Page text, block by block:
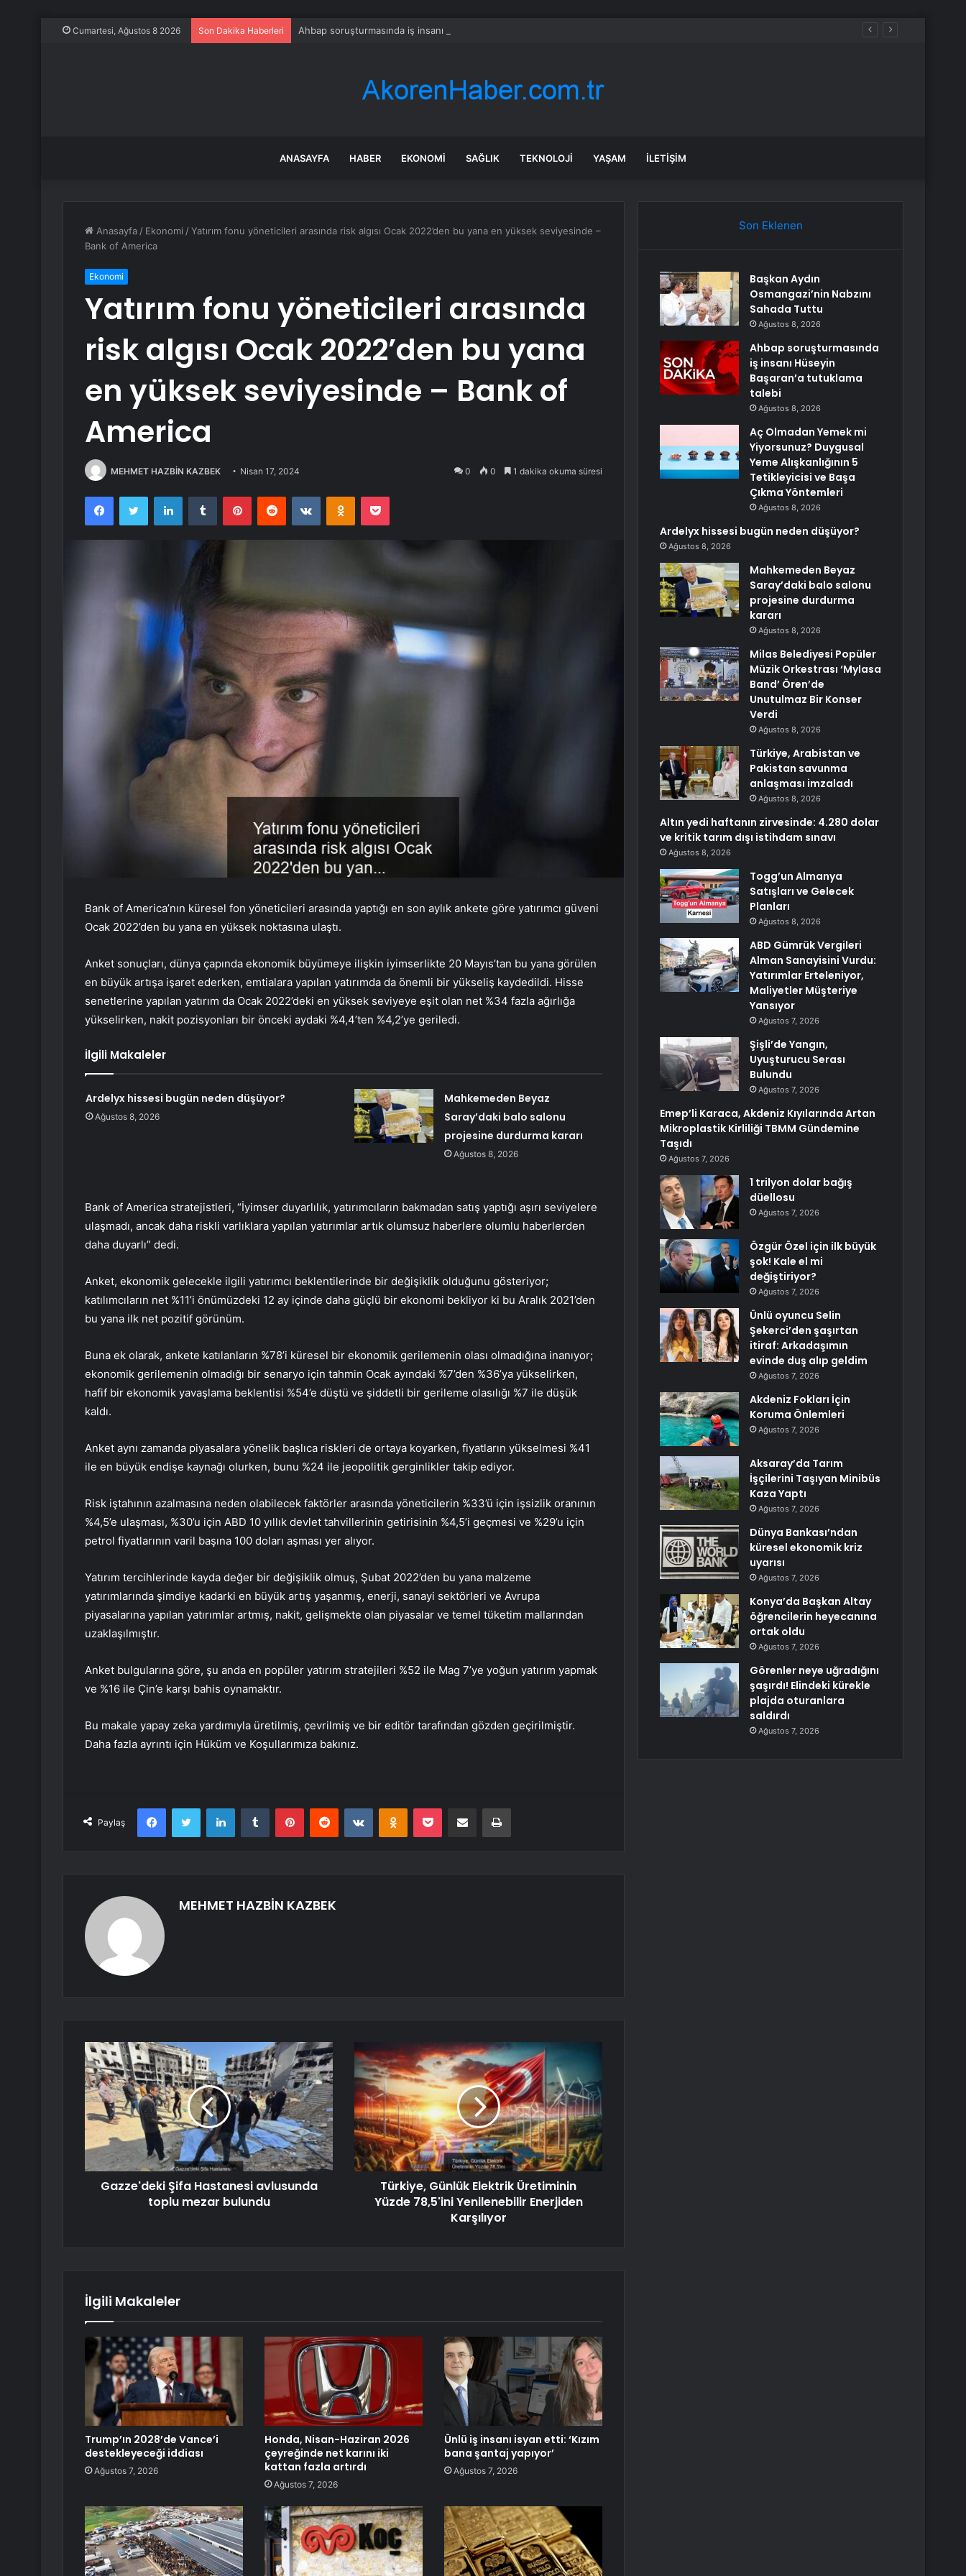
Cumartesi, Ağustos 8 2026 Son Dakika Haberleri Ahbap soruşturmasında iş insanı Hüseyin Başaran’a tutuklama talebi
ANASAYFA HABER EKONOMI SAĞLIK TEKNOLOJI YAŞAM İLETIŞIM
Anasayfa / Ekonomi /Yatırım fonu yöneticileri arasında risk algısı Ocak 2022’den bu yana en yüksek seviyesinde –
Bank of America
Ekonomi
Yatırım fonu yöneticileri arasında
risk algısı Ocak 2022’den bu yana
en yüksek seviyesinde – Bank of
America
MEHMET HAZBİN KAZBEK Nisan 17, 2024 0 0 1 dakika okuma süresi
FacebookTwitter LinkedInTumblr PinterestReddit VKontakteOdnoklassniki
Pocket
Bank of America’nın küresel fon yöneticileri arasında yaptığı en son aylık ankete göre yatırımcı güveni
Ocak 2022’den bu yana en yüksek noktasına ulaştı.
Anket sonuçları, dünya çapında ekonomik büyümeye ilişkin iyimserlikte 20 Mayıs’tan bu yana görülen
en büyük artışa işaret ederken, emtialara yapılan yatırımda da önemli bir yükseliş kaydedildi. Hisse
senetlerine yapılan yatırım da Ocak 2022’deki en yüksek seviyeye eşit olan net %34 fazla ağırlığa
yükselirken, nakit pozisyonları bir önceki aydaki %4,4’ten %4,2’ye geriledi.
İlgili Makaleler
Ardelyx hissesi bugün neden düşüyor?
Ağustos 8, 2026
Mahkemeden Beyaz
Saray’daki balo salonu
projesine durdurma kararı
Ağustos 8, 2026
Bank of America stratejistleri, “İyimser duyarlılık, yatırımcıların bakmadan satış yaptığı aşırı seviyelere
ulaşmadı, ancak daha riskli varlıklara yapılan yatırımlar artık olumsuz haberlere olumlu haberlerden
daha duyarlı” dedi.
Anket, ekonomik gelecekle ilgili yatırımcı beklentilerinde bir değişiklik olduğunu gösteriyor;
katılımcıların net %11’i önümüzdeki 12 ay içinde daha güçlü bir ekonomi bekliyor ki bu Aralık 2021’den
bu yana ilk net pozitif görünüm.
Buna ek olarak, ankete katılanların %78’i küresel bir ekonomik gerilemenin olası olmadığına inanıyor;
ekonomik gerilemenin olmadığı bir senaryo için tahmin Ocak ayındaki %7’den %36’ya yükselirken,
hafif bir ekonomik yavaşlama beklentisi %54’e düştü ve şiddetli bir gerileme olasılığı %7 ile düşük
kaldı.
Anket aynı zamanda piyasalara yönelik başlıca riskleri de ortaya koyarken, fiyatların yükselmesi %41
ile en büyük endişe kaynağı olurken, bunu %24 ile jeopolitik gerginlikler takip ediyor.
Risk iştahının azalmasına neden olabilecek faktörler arasında yöneticilerin %33’ü için işsizlik oranının
%4,5’e ulaşması, %30’u için ABD 10 yıllık devlet tahvillerinin getirisinin %4,5’i geçmesi ve %29’u için
petrol fiyatlarının varil başına 100 doları aşması yer alıyor.
Yatırım tercihlerinde kayda değer bir değişiklik olmuş, Şubat 2022’den bu yana malzeme
yatırımlarında şimdiye kadarki en büyük artış yaşanmış, enerji, sanayi sektörleri ve Avrupa
piyasalarına yapılan yatırımlar artmış, nakit, gelişmekte olan piyasalar ve temel tüketim mallarından
uzaklaşılmıştır.
Anket bulgularına göre, şu anda en popüler yatırım stratejileri %52 ile Mag 7’ye yoğun yatırım yapmak
ve %16 ile Çin’e karşı bahis oynamaktır.
Bu makale yapay zeka yardımıyla üretilmiş, çevrilmiş ve bir editör tarafından gözden geçirilmiştir.
Daha fazla ayrıntı için Hüküm ve Koşullarımıza bakınız.
Paylaş
FacebookTwitter LinkedInTumblr PinterestReddit VKontakteOdnoklassniki
Pocket E-Posta ile paylaş Yazdır
MEHMET HAZBİN KAZBEK
Gazze'deki Şifa Hastanesi avlusunda
toplu mezar bulundu
Türkiye, Günlük Elektrik Üretiminin
Yüzde 78,5'ini Yenilenebilir Enerjiden
Karşılıyor
İlgili Makaleler
Trump’ın 2028’de Vance’i
destekleyeceği iddiası
Ağustos 7, 2026
Honda, Nisan-Haziran 2026
çeyreğinde net karını iki
kattan fazla artırdı
Ağustos 7, 2026
Ünlü iş insanı isyan etti: ‘Kızım
bana şantaj yapıyor’
Ağustos 7, 2026
Son Eklenen
Başkan Aydın
Osmangazi’nin Nabzını
Sahada Tuttu
Ağustos 8, 2026
Ahbap soruşturmasında
iş insanı Hüseyin
Başaran’a tutuklama
talebi
Ağustos 8, 2026
Aç Olmadan Yemek mi
Yiyorsunuz? Duygusal
Yeme Alışkanlığının 5
Tetikleyicisi ve Başa
Çıkma Yöntemleri
Ağustos 8, 2026
Ardelyx hissesi bugün neden düşüyor?
Ağustos 8, 2026
Mahkemeden Beyaz
Saray’daki balo salonu
projesine durdurma
kararı
Ağustos 8, 2026
Milas Belediyesi Popüler
Müzik Orkestrası ‘Mylasa
Band’ Ören’de
Unutulmaz Bir Konser
Verdi
Ağustos 8, 2026
Türkiye, Arabistan ve
Pakistan savunma
anlaşması imzaladı
Ağustos 8, 2026
Altın yedi haftanın zirvesinde: 4.280 dolar
ve kritik tarım dışı istihdam sınavı
Ağustos 8, 2026
Togg’un Almanya
Satışları ve Gelecek
Planları
Ağustos 8, 2026
ABD Gümrük Vergileri
Alman Sanayisini Vurdu:
Yatırımlar Erteleniyor,
Maliyetler Müşteriye
Yansıyor
Ağustos 7, 2026
Şişli’de Yangın,
Uyuşturucu Serası
Bulundu
Ağustos 7, 2026
Emep’li Karaca, Akdeniz Kıyılarında Artan
Mikroplastik Kirliliği TBMM Gündemine
Taşıdı
Ağustos 7, 2026
1 trilyon dolar bağış
düellosu
Ağustos 7, 2026
Özgür Özel için ilk büyük
şok! Kale el mi
değiştiriyor?
Ağustos 7, 2026
Ünlü oyuncu Selin
Şekerci’den şaşırtan
itiraf: Arkadaşımın
evinde duş alıp geldim
Ağustos 7, 2026
Akdeniz Fokları İçin
Koruma Önlemleri
Ağustos 7, 2026
Aksaray’da Tarım
İşçilerini Taşıyan Minibüs
Kaza Yaptı
Ağustos 7, 2026
Dünya Bankası’ndan
küresel ekonomik kriz
uyarısı
Ağustos 7, 2026
Konya’da Başkan Altay
öğrencilerin heyecanına
ortak oldu
Ağustos 7, 2026
Görenler neye uğradığını
şaşırdı! Elindeki kürekle
plajda oturanlara
saldırdı
Ağustos 7, 2026